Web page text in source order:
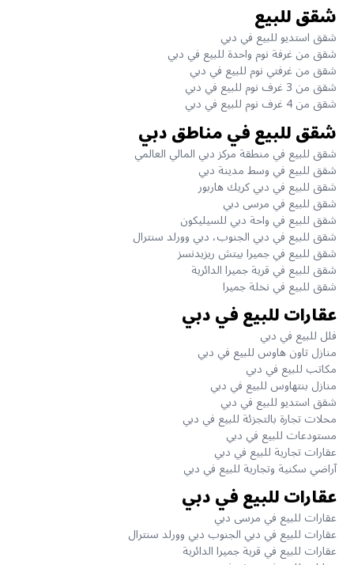
شقق للبيع
شقق استديو للبيع في دبي
شقق من غرفة نوم واحدة للبيع في دبي
شقق من غرفتي نوم للبيع في دبي
شقق من 3 غرف نوم للبيع في دبي
شقق من 4 غرف نوم للبيع في دبي
شقق للبيع في مناطق دبي
شقق للبيع في منطقة مركز دبي المالي العالمي
شقق للبيع في وسط مدينة دبي
شقق للبيع في دبي كريك هاربور
شقق للبيع في مرسى دبي
شقق للبيع في واحة دبي للسيليكون
شقق للبيع في دبي الجنوب، دبي وورلد سنترال
شقق للبيع في جميرا بيتش ريزيدنسز
شقق للبيع في قرية جميرا الدائرية
شقق للبيع في نخلة جميرا
عقارات للبيع في دبي
فلل للبيع في دبي
منازل تاون هاوس للبيع في دبي
مكاتب للبيع في دبي
منازل بنتهاوس للبيع في دبي
شقق استديو للبيع في دبي
محلات تجارة بالتجزئة للبيع في دبي
مستودعات للبيع في دبي
عقارات تجارية للبيع في دبي
آراضي سكنية وتجارية للبيع في دبي
عقارات للبيع في دبي
عقارات للبيع في مرسى دبي
عقارات للبيع في دبي الجنوب دبي وورلد سنترال
عقارات للبيع في قرية جميرا الدائرية